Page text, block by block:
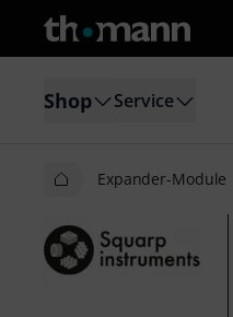
Shop Service
Expander-Module